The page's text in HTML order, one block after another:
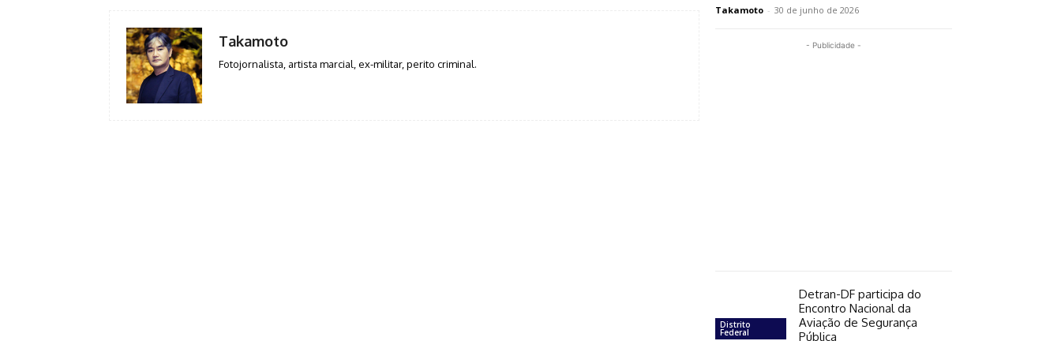
Takamoto
Fotojornalista, artista marcial, ex-militar, perito criminal.
Takamoto - 30 de junho de 2026
- Publicidade -
Distrito
Federal
Detran-DF participa do
Encontro Nacional da
Aviação de Segurança
Pública